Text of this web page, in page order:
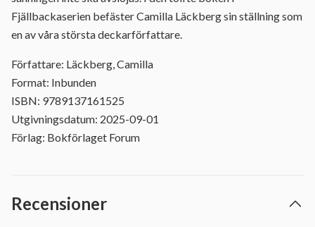
Fjällbackaserien befäster Camilla Läckberg sin ställning som
en av våra största deckarförfattare.
Författare: Läckberg, Camilla
Format: Inbunden
ISBN: 9789137161525
Utgivningsdatum: 2025-09-01
Förlag: Bokförlaget Forum
Recensioner